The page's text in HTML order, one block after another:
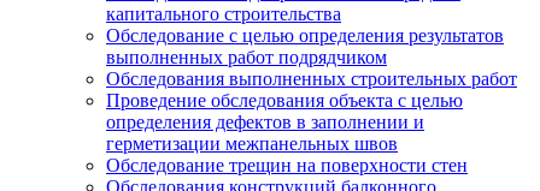
капитального строительства
Обследование с целью определения результатов
выполненных работ подрядчиком
Обследования выполненных строительных работ
Проведение обследования объекта с целью
определения дефектов в заполнении и
герметизации межпанельных швов
Обследование трещин на поверхности стен
Обследования конструкций балконного